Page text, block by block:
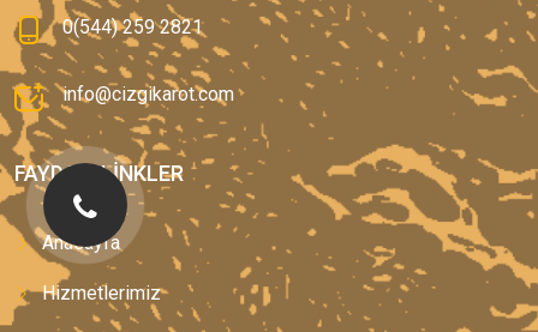
0(544) 259 2821
info@cizgikarot.com
FAYDALI LINKLER
Anasayfa
Hizmetlerimiz